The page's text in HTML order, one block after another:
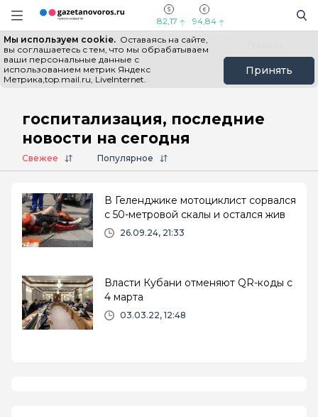
Информационный портал "ГазетаНоворос.ру"
Навигация сайта
82,17 94,84
Мы используем cookie. Оставаясь на сайте,
вы соглашаетесь с тем, что мы обрабатываем
ваши персональные данные с
использованием метрик Яндекс
Метрика,top.mail.ru, LiveInternet.
Принять
Все новости Новости России
Главная # госпитализация
госпитализация, последние
новости на сегодня
Свежее Популярное
В Геленджике мотоциклист сорвался
с 50-метровой скалы и остался жив
26.09.24, 21:33
Власти Кубани отменяют QR-коды с
4 марта
03.03.22, 12:48